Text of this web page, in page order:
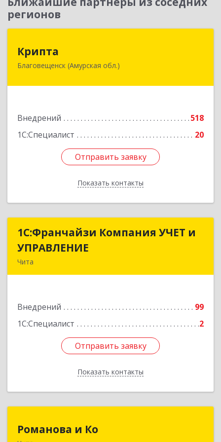
регионов
Крипта
Благовещенск (Амурская обл.)
Внедрений
518
1С:Специалист
20
Отправить заявку
Показать контакты
675000, Амурская обл, Благовещенск г,
Отправить заявку
Назад
1С:Франчайзи Компания УЧЕТ и
УПРАВЛЕНИЕ
Чита
Внедрений
99
1С:Специалист
2
Отправить заявку
Показать контакты
1С:Франчайзи Компания УЧЕТ и
Подробнее
Отправить заявку
Назад
Романова и Ко